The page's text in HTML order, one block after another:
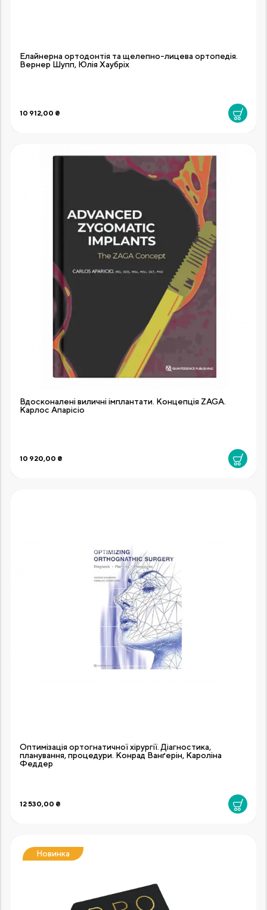
Елайнерна ортодонтія та щелепно-лицева ортопедія.
Вернер Шупп, Юлія Хаубріх
10 912,00 ₴
Вдосконалені виличні імплантати. Концепція ZAGA.
Карлос Апарісіо
10 920,00 ₴
Оптимізація ортогнатичної хірургії. Діагностика,
планування, процедури. Конрад Ванґерін, Кароліна
Феддер
12 530,00 ₴
Новинка